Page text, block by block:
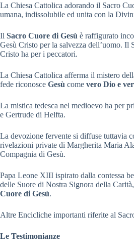
La Chiesa Cattolica adorando il Sacro
umana, indissolubile ed unita con la
Il Sacro Cuore di Gesù è raffigurato
Gesù Cristo per la salvezza dell’uomo. Il
Cristo ha per i peccatori.
La Chiesa Cattolica afferma il mistero
fede riconosce Gesù come vero Dio e
La mistica tedesca nel medioevo ha per
e Gertrude di Helfta.
La devozione fervente si diffuse tuttavia
rivelazioni private di Margherita Maria
Compagnia di Gesù.
Papa Leone XIII ispirato dalla contessa
delle Suore di Nostra Signora della
Cuore di Gesù.
Altre Encicliche importanti riferite al
Le Testimonianze